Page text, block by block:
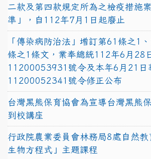
二款及第四款規定所為之檢疫措施
準」，自112年7月1日起廢止
「傳染病防治法」增訂第61條之1
條之1條文，業奉總統112年6月28
11200053931號令及本年6月21日
11200052341號令修正公布
台灣黑熊保育協會為宣導台灣黑熊
到校講座
行政院農業委員會林務局8處自然教
生物方程式」主題課程